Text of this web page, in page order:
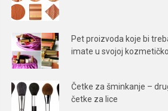
Pet proizvoda koje bi
imate u svojoj
Četke za šminkanje –
četke za lice